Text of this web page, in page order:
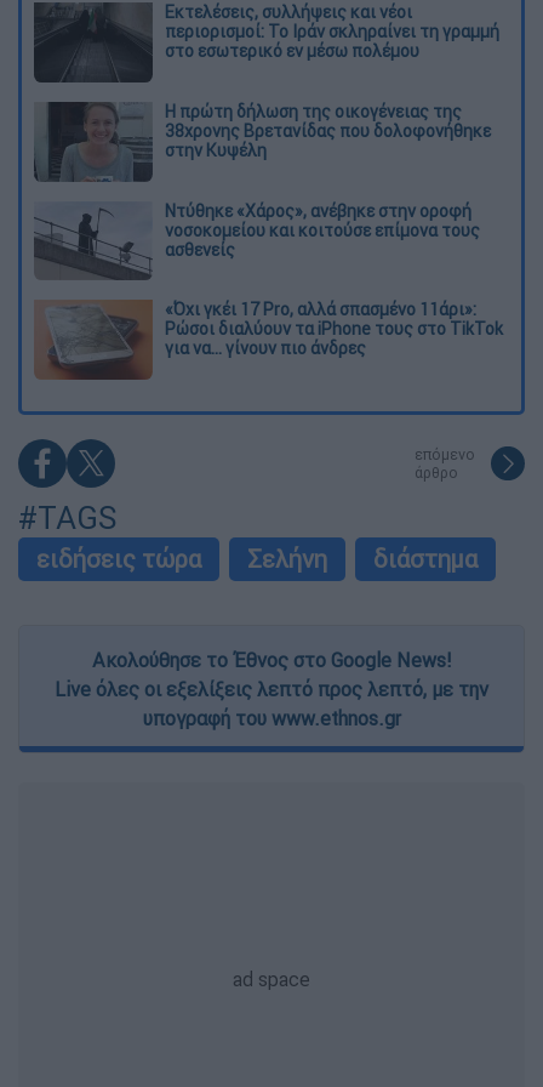
Εκτελέσεις, συλλήψεις και νέοι
περιορισμοί: Το Ιράν σκληραίνει τη γραμμή
στο εσωτερικό εν μέσω πολέμου
Η πρώτη δήλωση της οικογένειας της
38χρονης Βρετανίδας που δολοφονήθηκε
στην Κυψέλη
Ντύθηκε «Χάρος», ανέβηκε στην οροφή
νοσοκομείου και κοιτούσε επίμονα τους
ασθενείς
«Όχι γκέι 17 Pro, αλλά σπασμένο 11άρι»:
Ρώσοι διαλύουν τα iPhone τους στο TikTok
για να... γίνουν πιο άνδρες
επόμενο
άρθρο
#TAGS
ειδήσεις τώρα Σελήνη διάστημα
Ακολούθησε το Έθνος στο Google News!
Live όλες οι εξελίξεις λεπτό προς λεπτό, με την
υπογραφή του www.ethnos.gr